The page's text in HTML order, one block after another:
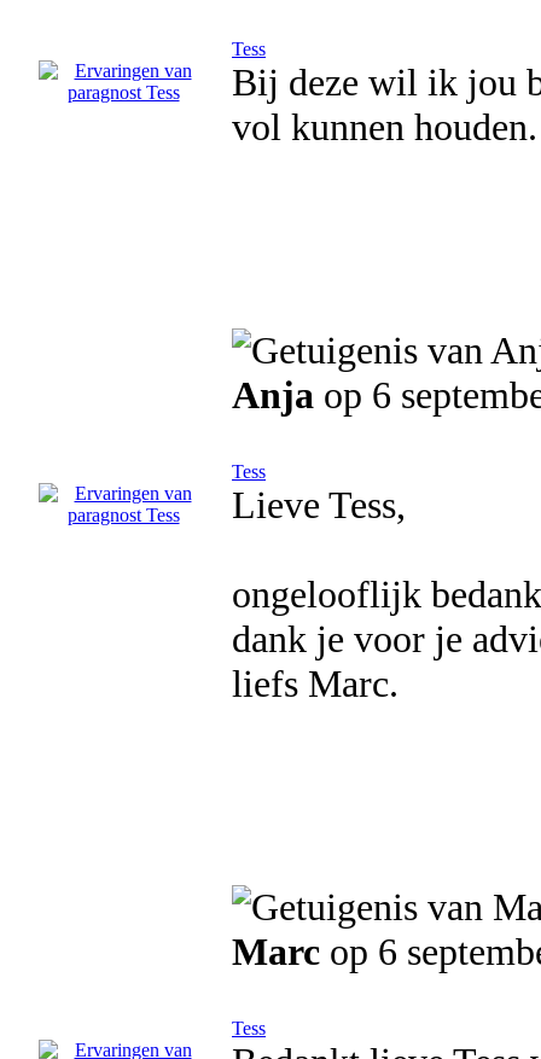
Tess
Bij deze wil ik jou
vol kunnen houden.
Anja op 6
Tess
Lieve Tess,
ongelooflijk
dank je voor je
liefs Marc.
Marc op 6
Tess